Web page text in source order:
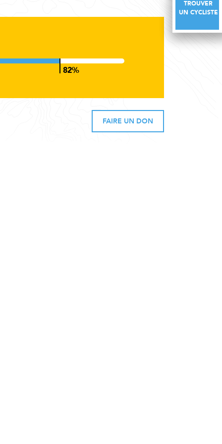
TROUVER
UN CYCLISTE
FAIRE UN DON
TROUVER
UN CYCLISTE